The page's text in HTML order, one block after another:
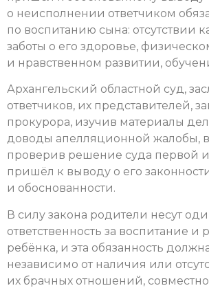
о неисполнении ответчиком
по воспитанию сына: отсутствии
заботы о его здоровье,
и нравственном развитии,
Архангельский областной суд,
ответчиков, их представителей,
прокурора, изучив материалы
доводы апелляционной жалобы,
проверив решение суда первой
пришёл к выводу о его
и обоснованности.
В силу закона родители несут
ответственность за воспитание и
ребёнка, и эта обязанность
независимо от наличия или
их брачных отношений,